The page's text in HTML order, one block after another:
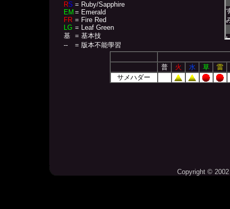
RS = Ruby/Sapphire
EM = Emerald
FR = Fire Red
LG = Leaf Green
基
= 基本技
--
= 版本不能學習
普 火 水 草
雷
サメハダー
Copyright ©